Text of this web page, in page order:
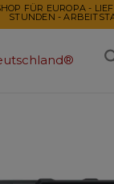
FÜR EUROPA -
STUNDEN -